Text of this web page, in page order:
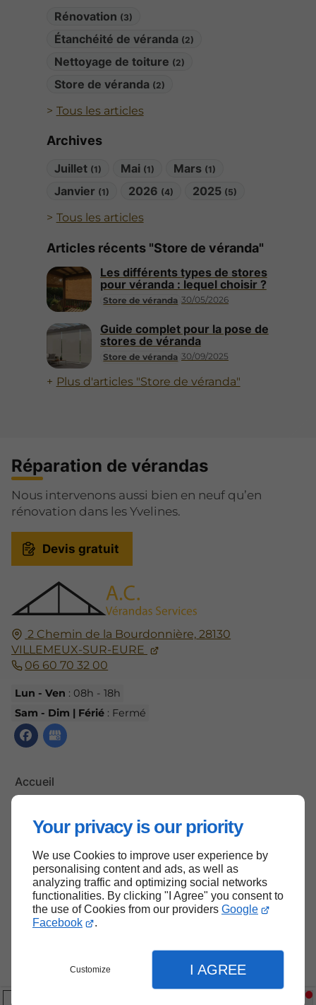
Your privacy is our priority
We use Cookies to improve user experience by
personalising content and ads, as well as
analyzing traffic and optimizing social networks
functionalities. By clicking "I Agree" you consent to
the use of Cookies from our providers Google
Facebook
.
Customize I AGREE
Rénovation (3)
Étanchéité de véranda (2)
Nettoyage de toiture (2)
Store de véranda (2)
Tous les articles
Archives
Juillet (1) Mai (1) Mars (1)
Janvier (1) 2026 (4) 2025 (5)
Tous les articles
Articles récents "Store de véranda"
Store de véranda 30/05/2026
Les différents types de stores
pour véranda : lequel choisir ?
Store de véranda 30/09/2025
Guide complet pour la pose de
stores de véranda
Plus d'articles "Store de véranda"
2 Chemin de la Bourdonnière, 28130
VILLEMEUX-SUR-EURE
06 60 70 32 00
Lun - Ven : 08h - 18h
Sam - Dim | Férié: Fermé
Accueil
Mentions légales
Plan du site
Réparation de vérandas
Nous intervenons aussi bien en neuf qu’en
rénovation dans les Yvelines.
Devis gratuit
Haut de page